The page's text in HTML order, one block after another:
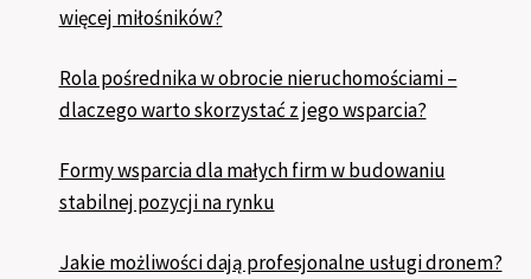
więcej miłośników?
Rola pośrednika w obrocie nieruchomościami –
dlaczego warto skorzystać z jego wsparcia?
Formy wsparcia dla małych firm w budowaniu
stabilnej pozycji na rynku
Jakie możliwości dają profesjonalne usługi dronem?